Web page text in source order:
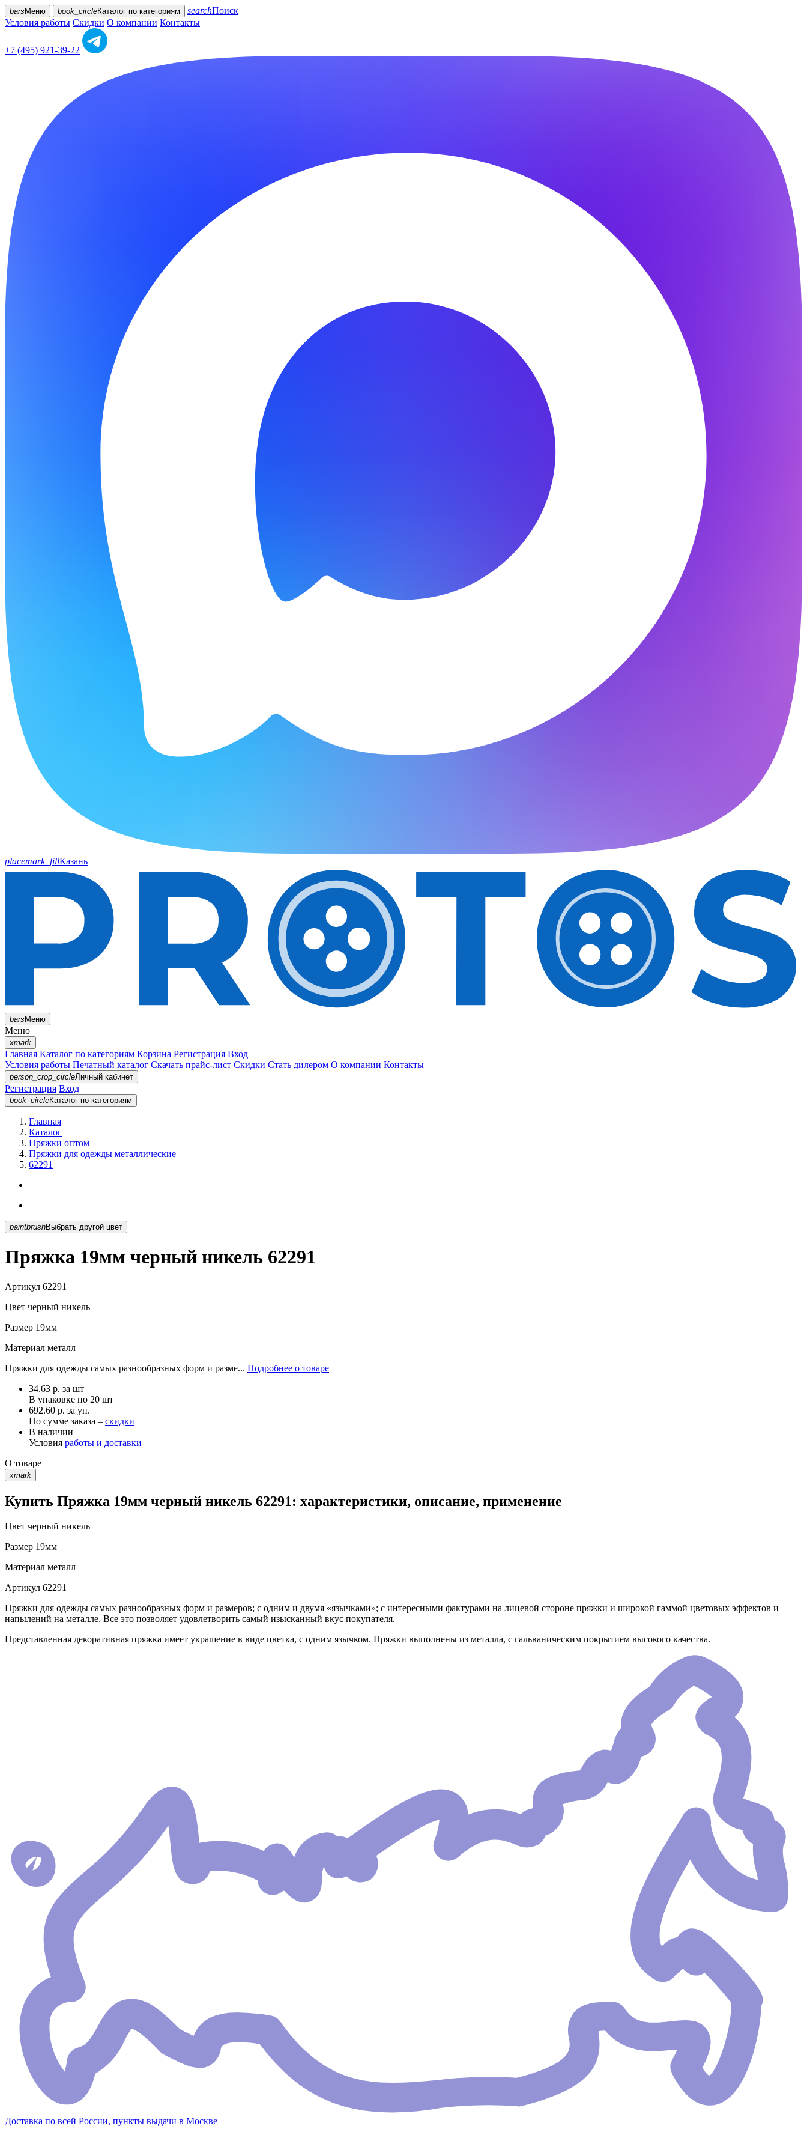
bars Меню book_circleКаталог по категориям searchПоиск
Условия работы Скидки О компании Контакты
+7 (495) 921-39-22
placemark_fillКазань
barsМеню
Меню
xmark
Главная Каталог по категориям Корзина Регистрация Вход
Условия работы Печатный каталог Скачать прайс-лист Скидки Стать дилером О компании Контакты
person_crop_circleЛичный кабинет
Регистрация Вход
book_circleКаталог по категориям
Главная
Каталог
Пряжки оптом
Пряжки для одежды металлические
62291
paintbrush Выбрать другой цвет
Пряжка 19мм черный никель 62291
Артикул 62291
Цвет черный никель
Размер 19мм
Материал металл
Пряжки для одежды самых разнообразных форм и разме... Подробнее о товаре
34.63 р. за шт
В упаковке по 20 шт
692.60 р. за уп.
По сумме заказа – скидки
В наличии
Условия работы и доставки
О товаре
xmark
Купить Пряжка 19мм черный никель 62291: характеристики, описание, применение
Цвет черный никель
Размер 19мм
Материал металл
Артикул 62291
Пряжки для одежды самых разнообразных форм и размеров; с одним и двумя «язычками»; с интересными фактурами на лицевой стороне пряжки и широкой гаммой цветовых эффектов и
напылений на металле. Все это позволяет удовлетворить самый изысканный вкус покупателя.
Представленная декоративная пряжка имеет украшение в виде цветка, с одним язычком. Пряжки выполнены из металла, с гальваническим покрытием высокого качества.
Доставка по всей России, пункты выдачи в Москве